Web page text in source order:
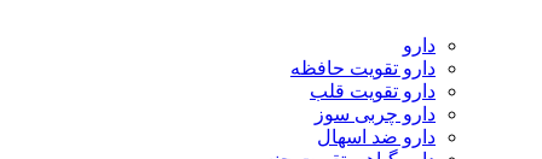
دارو
دارو تقویت حافظه
دارو تقویت قلب
دارو چربی سوز
دارو ضد اسهال